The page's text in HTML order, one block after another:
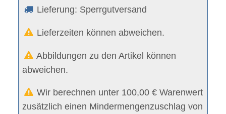
Lieferung: Sperrgutversand
Lieferzeiten können abweichen.
Abbildungen zu den Artikel können
abweichen.
Wir berechnen unter 100,00 € Warenwert
zusätzlich einen Mindermengenzuschlag von